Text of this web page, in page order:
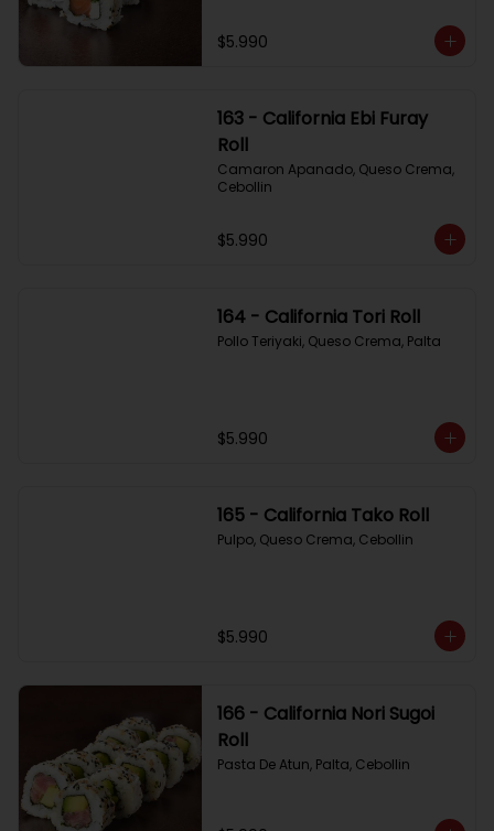
$5.990
163 - California Ebi Furay
Roll
Camaron Apanado, Queso Crema,
Cebollin
$5.990
164 - California Tori Roll
Pollo Teriyaki, Queso Crema, Palta
$5.990
165 - California Tako Roll
Pulpo, Queso Crema, Cebollin
$5.990
166 - California Nori Sugoi
Roll
Pasta De Atun, Palta, Cebollin